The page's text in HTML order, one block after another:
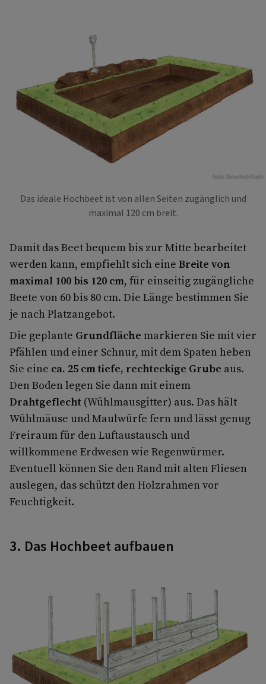
Foto: Rene Andritsch
Das ideale Hochbeet ist von allen Seiten zugänglich und
maximal 120 cm breit.
Damit das Beet bequem bis zur Mitte bearbeitet
werden kann, empfiehlt sich eine Breite von
maximal 100 bis 120 cm, für einseitig zugängliche
Beete von 60 bis 80 cm. Die Länge bestimmen Sie
je nach Platzangebot.
Die geplante Grundfläche markieren Sie mit vier
Pfählen und einer Schnur, mit dem Spaten heben
Sie eine ca. 25 cm tiefe, rechteckige Grube aus.
Den Boden legen Sie dann mit einem
Drahtgeflecht (Wühlmausgitter) aus. Das hält
Wühlmäuse und Maulwürfe fern und lässt genug
Freiraum für den Luftaustausch und
willkommene Erdwesen wie Regenwürmer.
Eventuell können Sie den Rand mit alten Fliesen
auslegen, das schützt den Holzrahmen vor
Feuchtigkeit.
3. Das Hochbeet aufbauen